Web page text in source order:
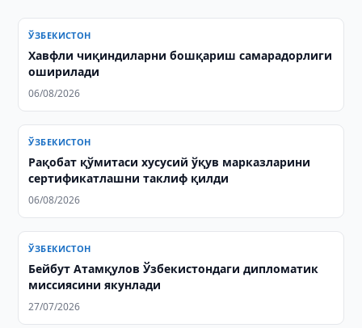
ЎЗБЕКИСТОН
Хавфли чиқиндиларни бошқариш самарадорлиги
оширилади
06/08/2026
ЎЗБЕКИСТОН
Рақобат қўмитаси хусусий ўқув марказларини
сертификатлашни таклиф қилди
06/08/2026
ЎЗБЕКИСТОН
Бейбут Атамқулов Ўзбекистондаги дипломатик
миссиясини якунлади
27/07/2026